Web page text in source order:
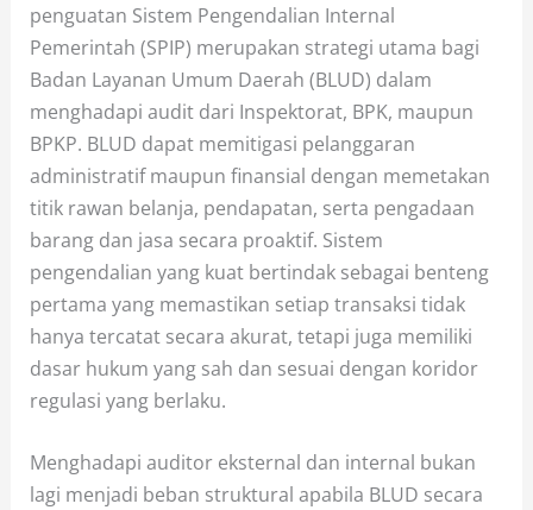
penguatan Sistem Pengendalian Internal
Pemerintah (SPIP) merupakan strategi utama bagi
Badan Layanan Umum Daerah (BLUD) dalam
menghadapi audit dari Inspektorat, BPK, maupun
BPKP. BLUD dapat memitigasi pelanggaran
administratif maupun finansial dengan memetakan
titik rawan belanja, pendapatan, serta pengadaan
barang dan jasa secara proaktif. Sistem
pengendalian yang kuat bertindak sebagai benteng
pertama yang memastikan setiap transaksi tidak
hanya tercatat secara akurat, tetapi juga memiliki
dasar hukum yang sah dan sesuai dengan koridor
regulasi yang berlaku.
Menghadapi auditor eksternal dan internal bukan
lagi menjadi beban struktural apabila BLUD secara